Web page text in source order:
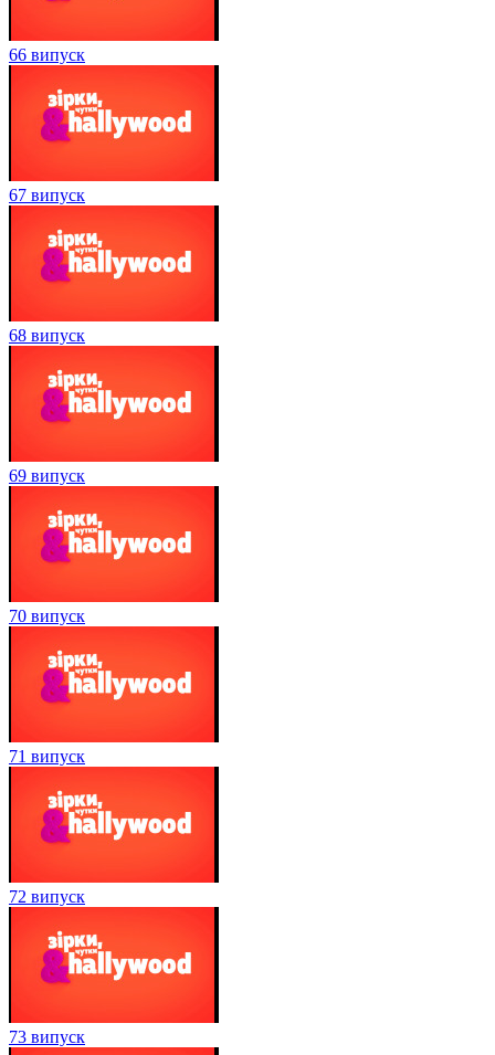
66 випуск
67 випуск
68 випуск
69 випуск
70 випуск
71 випуск
72 випуск
73 випуск